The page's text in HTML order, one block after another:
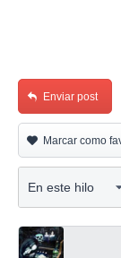
Enviar post
Marcar como